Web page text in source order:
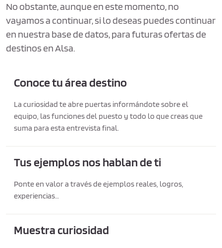
No obstante, aunque en este momento, no
vayamos a continuar, si lo deseas puedes continuar
en nuestra base de datos, para futuras ofertas de
destinos en Alsa.
Conoce tu área destino
La curiosidad te abre puertas informándote sobre el
equipo, las funciones del puesto y todo lo que creas que
suma para esta entrevista final.
Tus ejemplos nos hablan de ti
Ponte en valor a través de ejemplos reales, logros,
experiencias…
Muestra curiosidad